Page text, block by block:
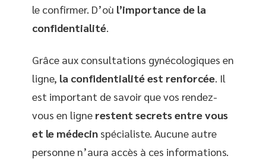
le confirmer. D’où l’importance de la
confidentialité.
Grâce aux consultations gynécologiques en
ligne, la confidentialité est renforcée . Il
est important de savoir que vos rendez-
vous en ligne restent secrets entre vous
et le médecin spécialiste. Aucune autre
personne n’aura accès à ces informations.